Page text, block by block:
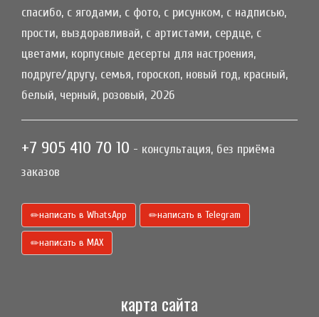
спасибо, с ягодами, с фото, с рисунком, с надписью,
прости, выздоравливай, с артистами, сердце, с
цветами, корпусные десерты для настроения,
подруге/другу, семья, гороскоп, новый год, красный,
белый, черный, розовый, 2026
+7 905 410 70 10 - консультация, без приёма
заказов
написать в WhatsApp написать в Telegram
написать в МАХ
карта сайта